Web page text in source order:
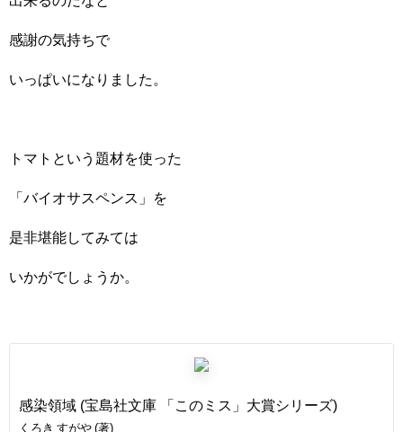
感謝の気持ちで
いっぱいになりました。
トマトという題材を使った
「バイオサスペンス」を
是非堪能してみては
いかがでしょうか。
感染領域 (宝島社文庫 「このミス」大賞シリーズ)
くろき すがや (著)